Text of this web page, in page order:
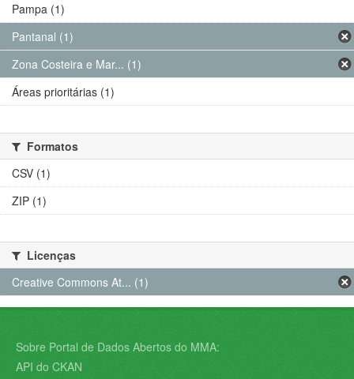
Pampa (1)
Pantanal (1)
Zona Costeira e Mar... (1)
Áreas prioritárias (1)
Formatos
CSV (1)
ZIP (1)
Licenças
Creative Commons At... (1)
Sobre Portal de Dados Abertos do MMA:
API do CKAN